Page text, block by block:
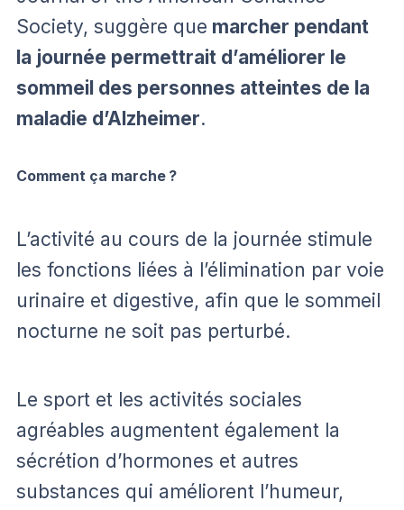
Society, suggère que marcher pendant
la journée permettrait d’améliorer le
sommeil des personnes atteintes de la
maladie d’Alzheimer.
Comment ça marche ?
L’activité au cours de la journée stimule
les fonctions liées à l’élimination par voie
urinaire et digestive, afin que le sommeil
nocturne ne soit pas perturbé.
Le sport et les activités sociales
agréables augmentent également la
sécrétion d’hormones et autres
substances qui améliorent l’humeur,